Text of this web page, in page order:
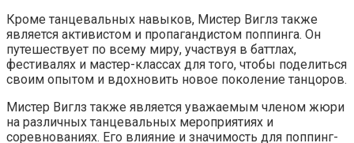
Кроме танцевальных навыков, Мистер Виглз также
является активистом и пропагандистом поппинга. Он
путешествует по всему миру, участвуя в баттлах,
фестивалях и мастер-классах для того, чтобы поделиться
своим опытом и вдохновить новое поколение танцоров.
Мистер Виглз также является уважаемым членом жюри
на различных танцевальных мероприятиях и
соревнованиях. Его влияние и значимость для поппинг-